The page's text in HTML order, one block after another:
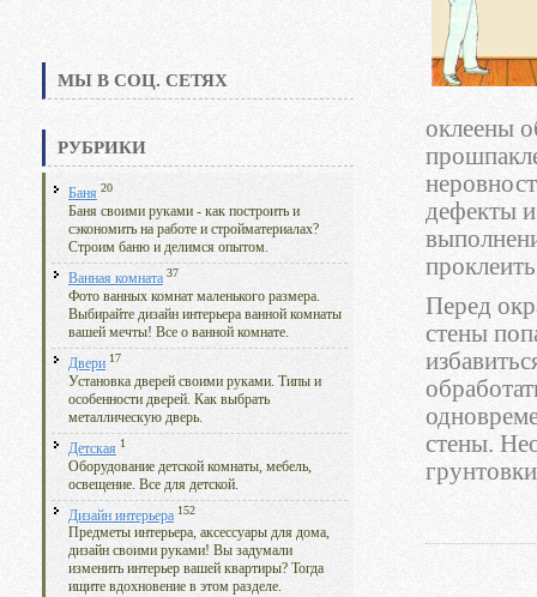
МЫ В СОЦ. СЕТЯХ
РУБРИКИ
Баня 20
Баня своими руками - как построить и
сэкономить на работе и стройматериалах?
Строим баню и делимся опытом.
Ванная комната 37
Фото ванных комнат маленького размера.
Выбирайте дизайн интерьера ванной комнаты
вашей мечты! Все о ванной комнате.
Двери 17
Установка дверей своими руками. Типы и
особенности дверей. Как выбрать
металлическую дверь.
Детская 1
Оборудование детской комнаты, мебель,
освещение. Все для детской.
Дизайн интерьера 152
Предметы интерьера, аксессуары для дома,
дизайн своими руками! Вы задумали
изменить интерьер вашей квартиры? Тогда
ищите вдохновение в этом разделе.
оклеены
дефекты
Перед
стены
стены.